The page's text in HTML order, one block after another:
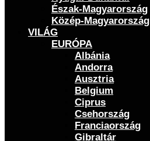
Észak-Magyarország
Közép-Magyarország
VILÁG
EURÓPA
Albánia
Andorra
Ausztria
Belgium
Ciprus
Csehország
Franciaország
Gibraltár